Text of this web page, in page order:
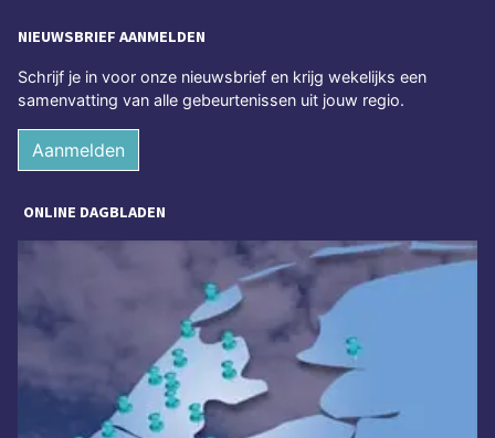
NIEUWSBRIEF AANMELDEN
Schrijf je in voor onze nieuwsbrief en krijg wekelijks een
samenvatting van alle gebeurtenissen uit jouw regio.
Aanmelden
ONLINE DAGBLADEN